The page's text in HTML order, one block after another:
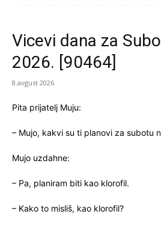
Vicevi dana za
2026. [90464]
8.avgust 2026
Pita prijatelj Muju:
– Mujo, kakvi su ti planovi za subotu
Mujo uzdahne:
– Pa, planiram biti kao klorofil.
– Kako to misliš, kao klorofil?